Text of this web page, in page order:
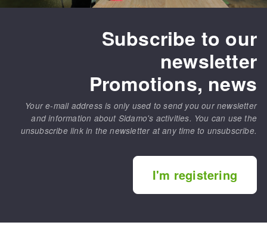
Subscribe to our
newsletter
Promotions, news
Your e-mail address is only used to send you our newsletter
and information about Sidamo's activities. You can use the
unsubscribe link in the newsletter at any time to unsubscribe.
I'm registering